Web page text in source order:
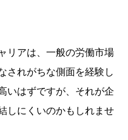
リアは、一般の労働市場
されがちな側面を経験し
いはずですが、それが企
しにくいのかもしれませ